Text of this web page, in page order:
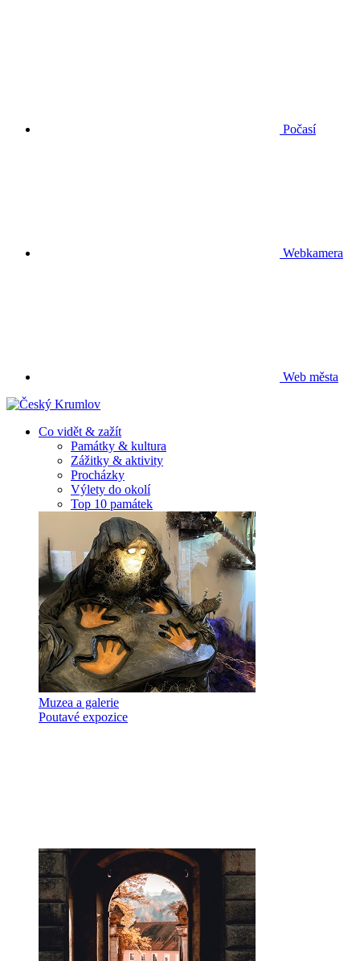
Počasí
Webkamera
Web města
Co vidět & zažít
Památky & kultura
Zážitky & aktivity
Procházky
Výlety do okolí
Top 10 památek
Muzea a galerie
Poutavé expozice